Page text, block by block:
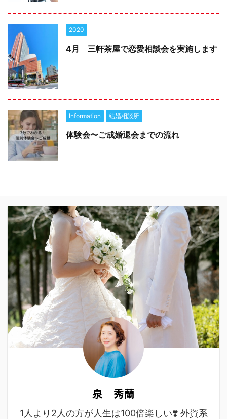
2020
4月 三軒茶屋で恋愛相談会を実施します
Information 結婚相談所
体験会〜ご成婚退会までの流れ
泉 秀蘭
1人より2人の方が人生は100倍楽しい❣️ 外資系